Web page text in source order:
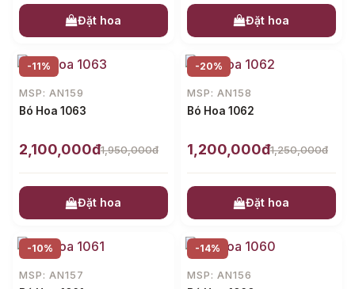
Đặt hoa Đặt hoa
-11%
MSP: AN159
Bó Hoa 1063
2,100,000đ1,950,000đ
Đặt hoa
-20%
MSP: AN158
Bó Hoa 1062
1,200,000đ1,250,000đ
Đặt hoa
-10%
MSP: AN157
-14%
MSP: AN156